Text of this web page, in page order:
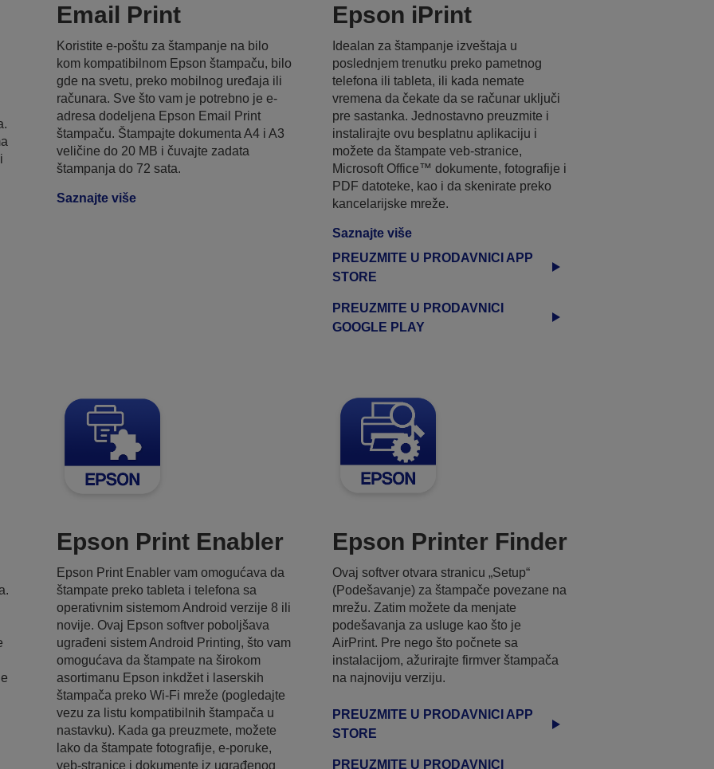
Email Print
Koristite e-poštu za štampanje na bilo
kom kompatibilnom Epson štampaču, bilo
gde na svetu, preko mobilnog uređaja ili
računara. Sve što vam je potrebno je e-
adresa dodeljena Epson Email Print
štampaču. Štampajte dokumenta A4 i A3
veličine do 20 MB i čuvajte zadata
štampanja do 72 sata.
Saznajte više
Epson iPrint
Idealan za štampanje izveštaja u
poslednjem trenutku preko pametnog
telefona ili tableta, ili kada nemate
vremena da čekate da se računar uključi
pre sastanka. Jednostavno preuzmite i
instalirajte ovu besplatnu aplikaciju i
možete da štampate veb-stranice,
Microsoft Office™ dokumente, fotografije i
PDF datoteke, kao i da skenirate preko
kancelarijske mreže.
Saznajte više
PREUZMITE U PRODAVNICI APP
STORE
PREUZMITE U PRODAVNICI
GOOGLE PLAY
Epson Print Enabler
Epson Print Enabler vam omogućava da
štampate preko tableta i telefona sa
operativnim sistemom Android verzije 8 ili
novije. Ovaj Epson softver poboljšava
ugrađeni sistem Android Printing, što vam
omogućava da štampate na širokom
asortimanu Epson inkdžet i laserskih
štampača preko Wi-Fi mreže (pogledajte
vezu za listu kompatibilnih štampača u
nastavku). Kada ga preuzmete, možete
lako da štampate fotografije, e-poruke,
veb-stranice i dokumente iz ugrađenog
Epson Printer Finder
Ovaj softver otvara stranicu „Setup“
(Podešavanje) za štampače povezane na
mrežu. Zatim možete da menjate
podešavanja za usluge kao što je
AirPrint. Pre nego što počnete sa
instalacijom, ažurirajte firmver štampača
na najnoviju verziju.
PREUZMITE U PRODAVNICI APP
STORE
PREUZMITE U PRODAVNICI